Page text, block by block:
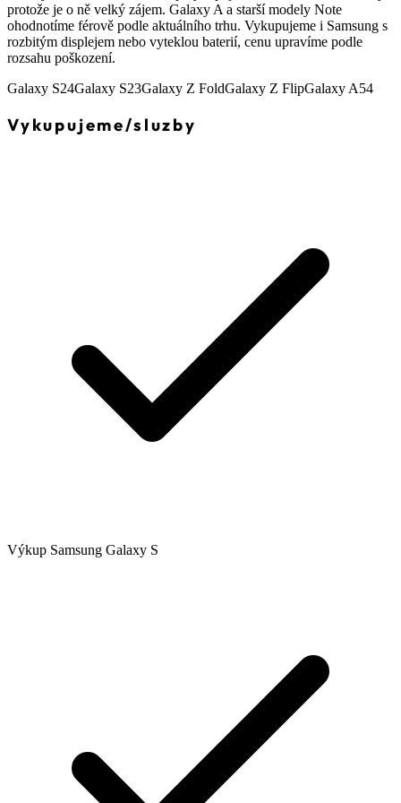
protože je o ně velký zájem. Galaxy A a starší modely Note
ohodnotíme férově podle aktuálního trhu. Vykupujeme i Samsung s
rozbitým displejem nebo vyteklou baterií, cenu upravíme podle
rozsahu poškození.
Galaxy S24Galaxy S23Galaxy Z FoldGalaxy Z FlipGalaxy A54
Vykupujeme/sluzby
Výkup Samsung Galaxy S